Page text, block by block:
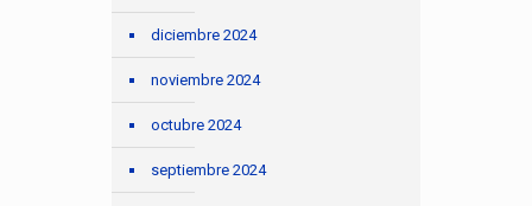
diciembre 2024
noviembre 2024
octubre 2024
septiembre 2024